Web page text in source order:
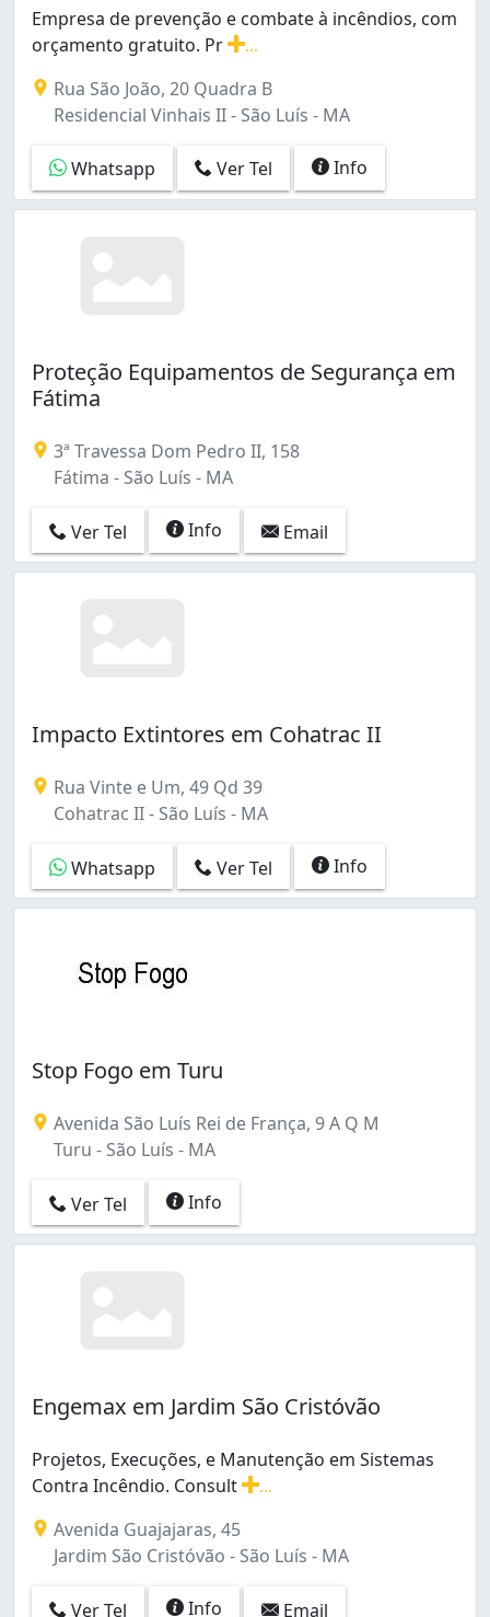
Empresa de prevenção e combate à incêndios, com
orçamento gratuito. Pr
Rua São João, 20 Quadra B
Residencial Vinhais II - São Luís - MA
Whatsapp Ver Tel Info
Proteção Equipamentos de Segurança em
Fátima
3ª Travessa Dom Pedro II, 158
Fátima - São Luís - MA
Ver Tel Info Email
Impacto Extintores em Cohatrac II
Rua Vinte e Um, 49 Qd 39
Cohatrac II - São Luís - MA
Whatsapp Ver Tel Info
Stop Fogo em Turu
Avenida São Luís Rei de França, 9 A Q M
Turu - São Luís - MA
Ver Tel Info
Engemax em Jardim São Cristóvão
Projetos, Execuções, e Manutenção em Sistemas
Contra Incêndio. Consult
Avenida Guajajaras, 45
Jardim São Cristóvão - São Luís - MA
Ver Tel Info Email